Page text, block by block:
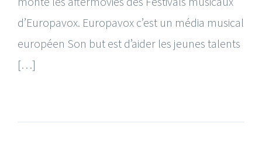
d’Europavox. Europavox c’est un média musical
européen Son but est d’aider les jeunes talents
[…]